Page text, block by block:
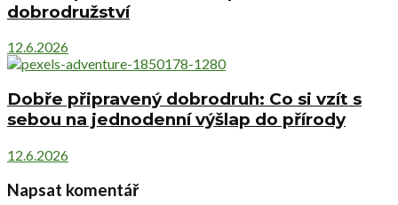
dobrodružství
12.6.2026
Dobře připravený dobrodruh: Co si vzít s
sebou na jednodenní výšlap do přírody
12.6.2026
Napsat komentář